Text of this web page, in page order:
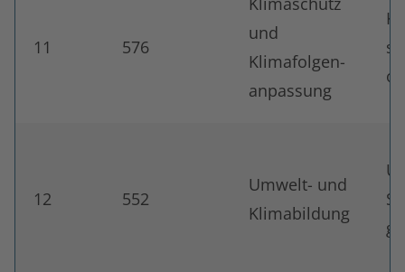
11 576
und
Klimafolgen-
anpassung
12 552
Umwelt- und
Klimabildung